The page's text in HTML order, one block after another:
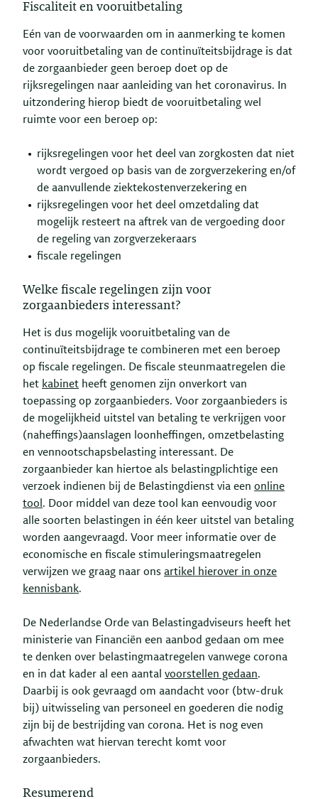
Fiscaliteit en vooruitbetaling
Eén van de voorwaarden om in aanmerking te komen
voor vooruitbetaling van de continuïteitsbijdrage is dat
de zorgaanbieder geen beroep doet op de
rijksregelingen naar aanleiding van het coronavirus. In
uitzondering hierop biedt de vooruitbetaling wel
ruimte voor een beroep op:
rijksregelingen voor het deel van zorgkosten dat niet
wordt vergoed op basis van de zorgverzekering en/of
de aanvullende ziektekostenverzekering en
rijksregelingen voor het deel omzetdaling dat
mogelijk resteert na aftrek van de vergoeding door
de regeling van zorgverzekeraars
fiscale regelingen
Welke fiscale regelingen zijn voor
zorgaanbieders interessant?
Het is dus mogelijk vooruitbetaling van de
continuïteitsbijdrage te combineren met een beroep
op fiscale regelingen. De fiscale steunmaatregelen die
het kabinet heeft genomen zijn onverkort van
toepassing op zorgaanbieders. Voor zorgaanbieders is
de mogelijkheid uitstel van betaling te verkrijgen voor
(naheffings)aanslagen loonheffingen, omzetbelasting
en vennootschapsbelasting interessant. De
zorgaanbieder kan hiertoe als belastingplichtige een
verzoek indienen bij de Belastingdienst via een online
tool. Door middel van deze tool kan eenvoudig voor
alle soorten belastingen in één keer uitstel van betaling
worden aangevraagd. Voor meer informatie over de
economische en fiscale stimuleringsmaatregelen
verwijzen we graag naar ons artikel hierover in onze
kennisbank.
De Nederlandse Orde van Belastingadviseurs heeft het
ministerie van Financiën een aanbod gedaan om mee
te denken over belastingmaatregelen vanwege corona
en in dat kader al een aantal voorstellen gedaan.
Daarbij is ook gevraagd om aandacht voor (btw-druk
bij) uitwisseling van personeel en goederen die nodig
zijn bij de bestrijding van corona. Het is nog even
afwachten wat hiervan terecht komt voor
zorgaanbieders.
Resumerend